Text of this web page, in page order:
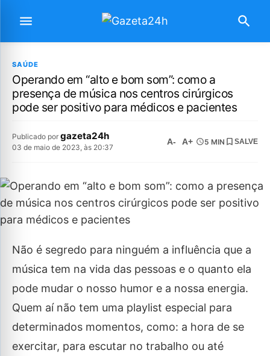
SAÚDE
Operando em “alto e bom som”: como a
presença de música nos centros cirúrgicos
pode ser positivo para médicos e pacientes
Publicado por gazeta24h
03 de maio de 2023, às 20:37
A- A+ 5 MIN SALVE
Não é segredo para ninguém a influência que a
música tem na vida das pessoas e o quanto ela
pode mudar o nosso humor e a nossa energia.
Quem aí não tem uma playlist especial para
determinados momentos, como: a hora de se
exercitar, para escutar no trabalho ou até